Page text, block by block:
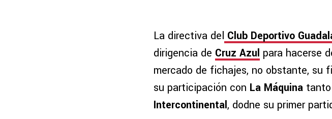
La directiva del Club Deportivo
dirigencia de Cruz Azul para hacerse
mercado de fichajes, no obstante, su
su participación con La Máquina
Intercontinental, dodne su primer